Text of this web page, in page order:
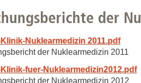
School (HBRS)
der
Nuklearmedizin 2011.pdf
der Nuklearmedizin 2011
Klinik-fuer-Nuklearmedizin2012.pdf
der Nuklearmedizin 2012